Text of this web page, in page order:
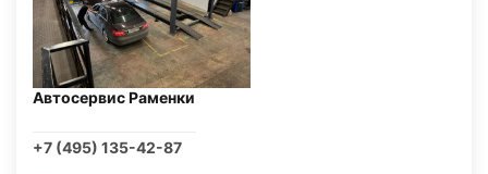
Автосервис Раменки
+7 (495) 135-42-87